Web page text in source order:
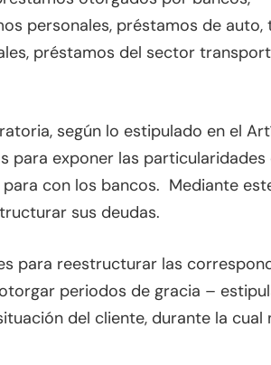
personales, préstamos de auto,
préstamos del sector
según lo estipulado en el
para exponer las particularidades
con los bancos. Mediante
sus deudas.
para reestructurar las
periodos de gracia –
del cliente, durante la cual